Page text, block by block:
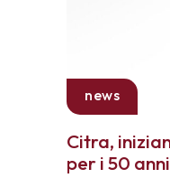
news
Citra,
per i 50 anni